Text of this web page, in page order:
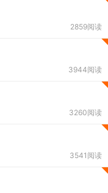
2859阅读
3944阅读
3260阅读
3541阅读